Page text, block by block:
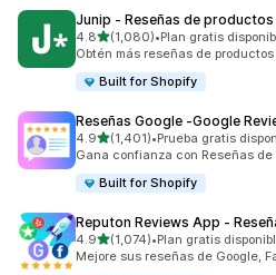
Junip ‑ Reseñas de productos
4.8de 5 estrellas
(1,080)
1080 reseñas en total
•Plan gratis
Obtén más reseñas de
Built for Shopify
Reseñas Google ‑Google
4.9de 5 estrellas
(1,401)
1401 reseñas en total
•Prueba gratis
Gana confianza con Reseñas
Built for Shopify
Reputon Reviews App ‑
4.9de 5 estrellas
(1,074)
1074 reseñas en total
•Plan gratis
Mejore sus reseñas de Google,